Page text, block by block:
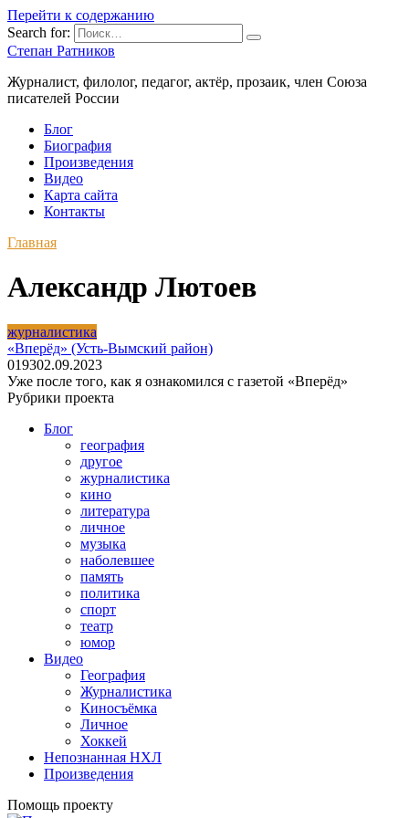
Перейти к содержанию
Search for:
Степан Ратников
Журналист, филолог, педагог, актёр, прозаик, член Союза
писателей России
Блог
Биография
Произведения
Видео
Карта сайта
Контакты
Главная
Александр Лютоев
журналистика
«Вперёд» (Усть-Вымский район)
019302.09.2023
Уже после того, как я ознакомился с газетой «Вперёд»
Рубрики проекта
Блог
география
другое
журналистика
кино
литература
личное
музыка
наболевшее
память
политика
спорт
театр
юмор
Видео
География
Журналистика
Киносъёмка
Личное
Хоккей
Непознанная НХЛ
Произведения
Помощь проекту